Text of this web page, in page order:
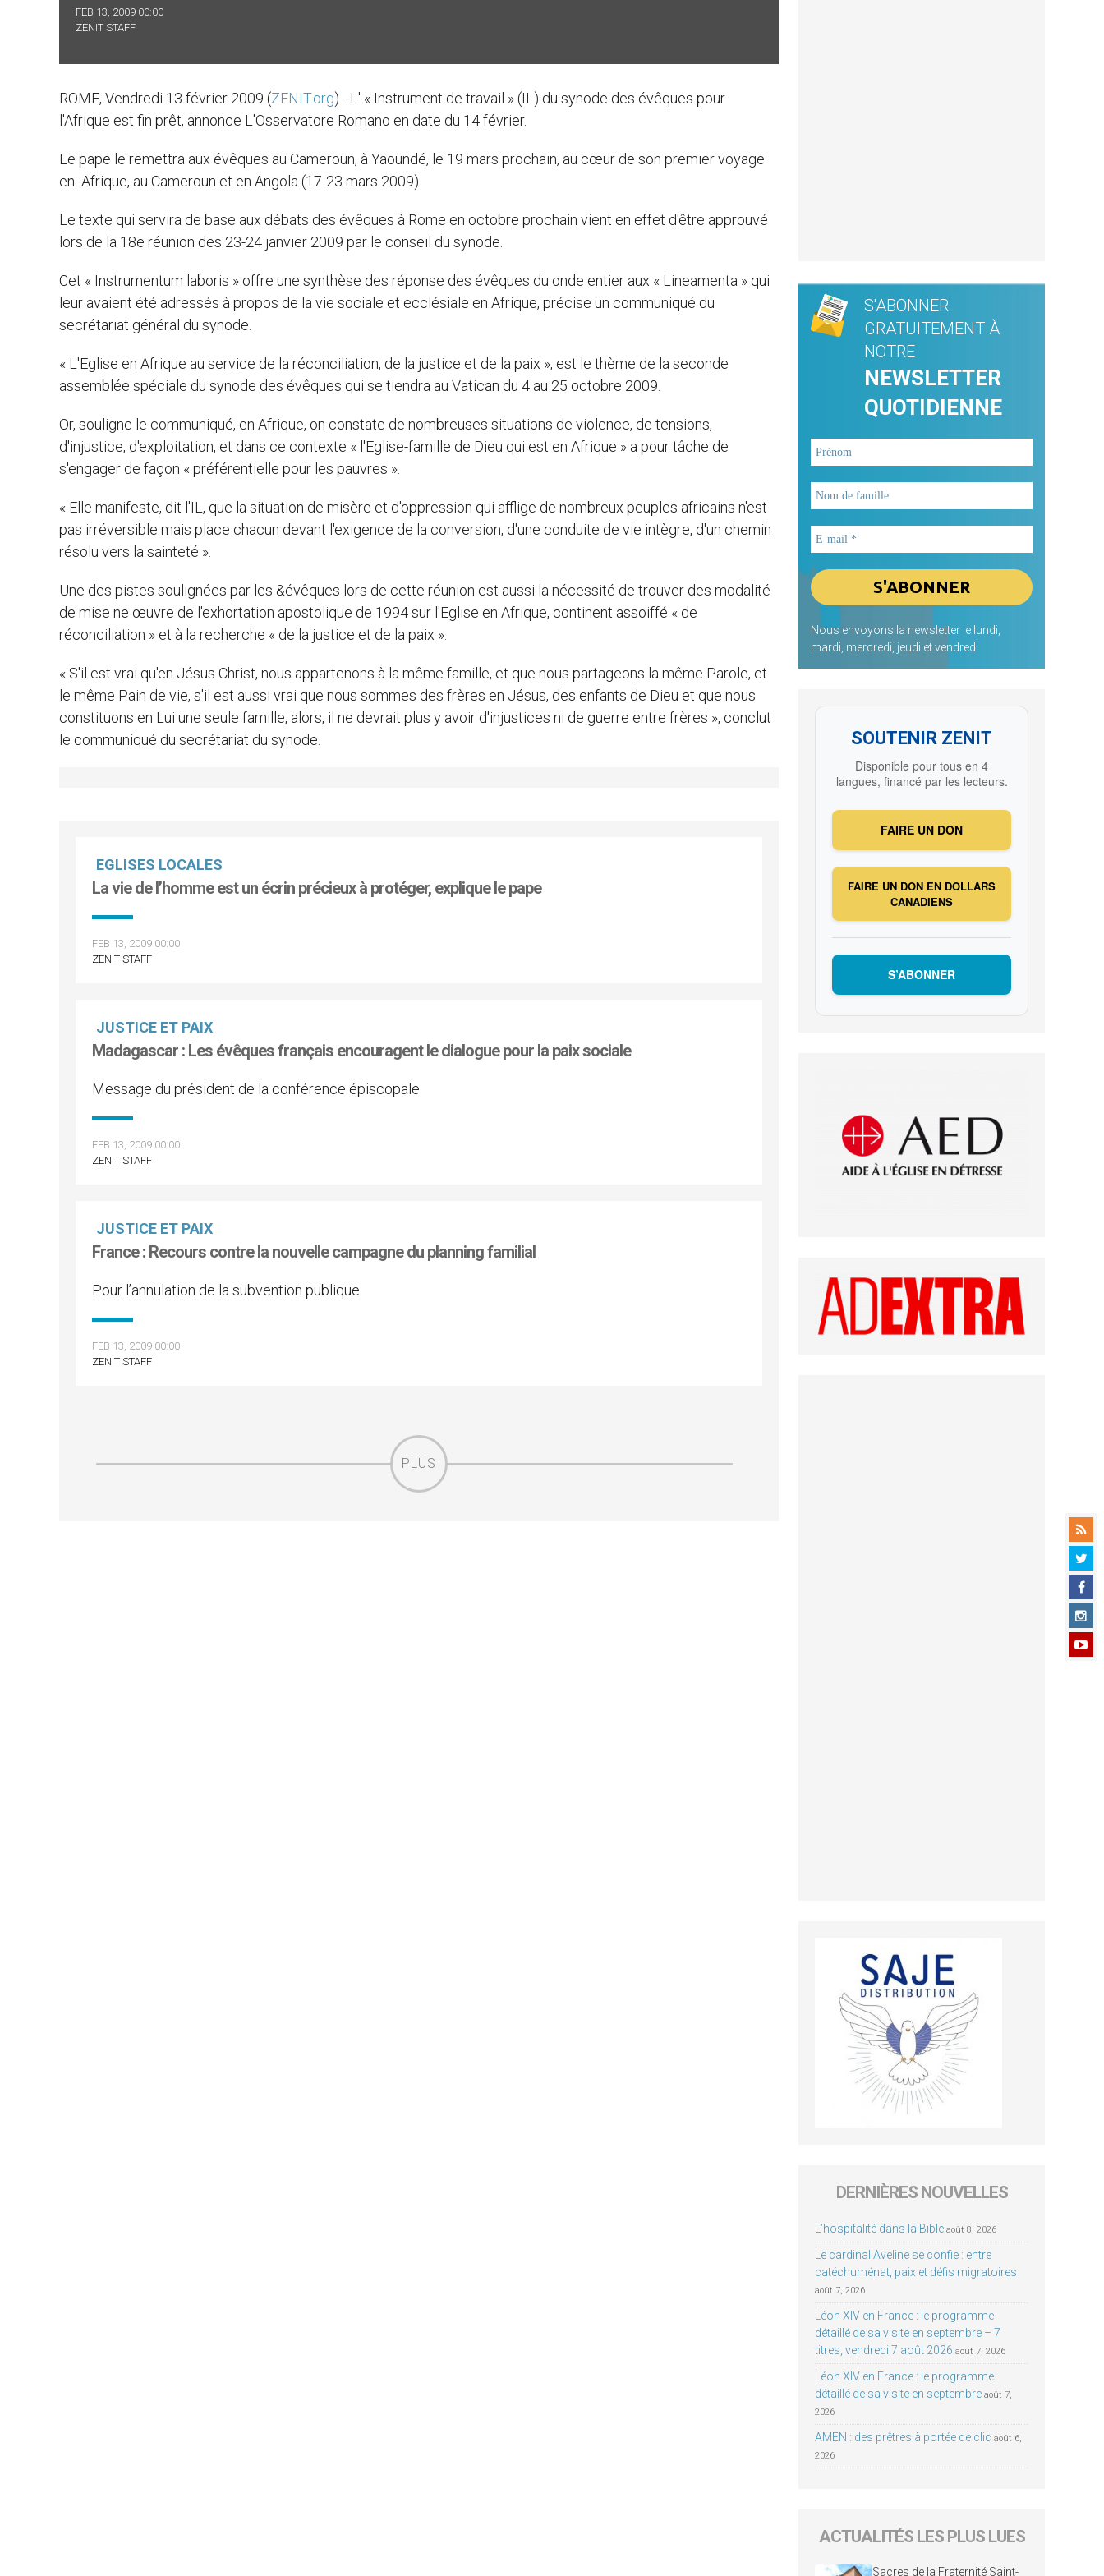
FEB 13, 2009 00:00
ZENIT STAFF
ROME, Vendredi 13 février 2009 (ZENIT.org) - L' « Instrument de travail » (IL) du synode des évêques pour
l'Afrique est fin prêt, annonce L'Osservatore Romano en date du 14 février.
Le pape le remettra aux évêques au Cameroun, à Yaoundé, le 19 mars prochain, au cœur de son premier voyage
en Afrique, au Cameroun et en Angola (17-23 mars 2009).
Le texte qui servira de base aux débats des évêques à Rome en octobre prochain vient en effet d'être approuvé
lors de la 18e réunion des 23-24 janvier 2009 par le conseil du synode.
Cet « Instrumentum laboris » offre une synthèse des réponse des évêques du onde entier aux « Lineamenta » qui
leur avaient été adressés à propos de la vie sociale et ecclésiale en Afrique, précise un communiqué du
secrétariat général du synode.
« L'Eglise en Afrique au service de la réconciliation, de la justice et de la paix », est le thème de la seconde
assemblée spéciale du synode des évêques qui se tiendra au Vatican du 4 au 25 octobre 2009.
Or, souligne le communiqué, en Afrique, on constate de nombreuses situations de violence, de tensions,
d'injustice, d'exploitation, et dans ce contexte « l'Eglise-famille de Dieu qui est en Afrique » a pour tâche de
s'engager de façon « préférentielle pour les pauvres ».
« Elle manifeste, dit l'IL, que la situation de misère et d'oppression qui afflige de nombreux peuples africains n'est
pas irréversible mais place chacun devant l'exigence de la conversion, d'une conduite de vie intègre, d'un chemin
résolu vers la sainteté ».
Une des pistes soulignées par les &évêques lors de cette réunion est aussi la nécessité de trouver des modalité
de mise ne œuvre de l'exhortation apostolique de 1994 sur l'Eglise en Afrique, continent assoiffé « de
réconciliation » et à la recherche « de la justice et de la paix ».
« S'il est vrai qu'en Jésus Christ, nous appartenons à la même famille, et que nous partageons la même Parole, et
le même Pain de vie, s'il est aussi vrai que nous sommes des frères en Jésus, des enfants de Dieu et que nous
constituons en Lui une seule famille, alors, il ne devrait plus y avoir d'injustices ni de guerre entre frères », conclut
le communiqué du secrétariat du synode.
EGLISES LOCALES
La vie de l’homme est un écrin précieux à protéger, explique le pape
FEB 13, 2009 00:00
ZENIT STAFF
JUSTICE ET PAIX
Madagascar : Les évêques français encouragent le dialogue pour la paix sociale
Message du président de la conférence épiscopale
FEB 13, 2009 00:00
ZENIT STAFF
JUSTICE ET PAIX
France : Recours contre la nouvelle campagne du planning familial
Pour l’annulation de la subvention publique
FEB 13, 2009 00:00
ZENIT STAFF
PLUS
S'ABONNER
GRATUITEMENT À
NOTRE
NEWSLETTER
QUOTIDIENNE
Nous envoyons la newsletter le lundi,
mardi, mercredi, jeudi et vendredi
SOUTENIR ZENIT
Disponible pour tous en 4
langues, financé par les lecteurs.
FAIRE UN DON
FAIRE UN DON EN DOLLARS
CANADIENS
S’ABONNER
DERNIÈRES NOUVELLES
L’hospitalité dans la Bible août 8, 2026
Le cardinal Aveline se confie : entre
catéchuménat, paix et défis migratoires
août 7, 2026
Léon XIV en France : le programme
détaillé de sa visite en septembre – 7
titres, vendredi 7 août 2026 août 7, 2026
Léon XIV en France : le programme
détaillé de sa visite en septembre août 7,
2026
AMEN : des prêtres à portée de clic août 6,
2026
ACTUALITÉS LES PLUS LUES
Sacres de la Fraternité Saint-